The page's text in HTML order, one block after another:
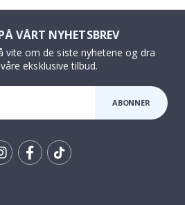
VÅRT NYHETSBREV
om de siste nyhetene og dra
eksklusive tilbud.
ABONNER